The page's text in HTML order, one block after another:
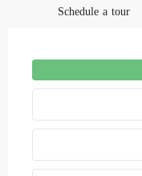
Schedule a tour